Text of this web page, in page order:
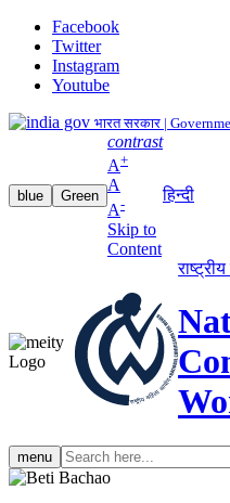
Facebook
Twitter
Instagram
Youtube
भारत सरकार |
blue Green
contrast
A+
A
A-
Skip to
Content
हिन्दी
menu Search